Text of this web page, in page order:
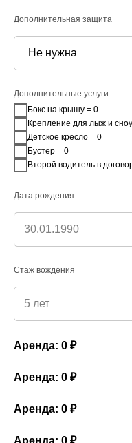
Дополнительная защита
Дополнительные услуги
Бокс на крышу = 0
Крепление для лыж и
Детское кресло = 0
Бустер = 0
Второй водитель в
Дата рождения
Стаж вождения
Аренда: 0 ₽
Аренда: 0 ₽
Аренда: 0 ₽
Аренда: 0 ₽
Используя сайт, вы